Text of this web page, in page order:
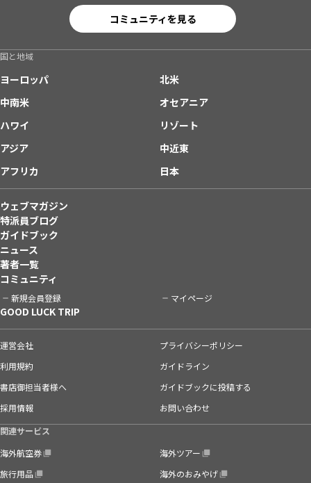
コミュニティを見る
国と地域
ヨーロッパ
北米
中南米
オセアニア
ハワイ
リゾート
アジア
中近東
アフリカ
日本
ウェブマガジン
特派員ブログ
ガイドブック
ニュース
著者一覧
コミュニティ
新規会員登録 マイページ
GOOD LUCK TRIP
運営会社
プライバシーポリシー
利用規約
ガイドライン
書店御担当者様へ
ガイドブックに投稿する
採用情報
お問い合わせ
関連サービス
海外航空券
海外ツアー
旅行用品
海外のおみやげ